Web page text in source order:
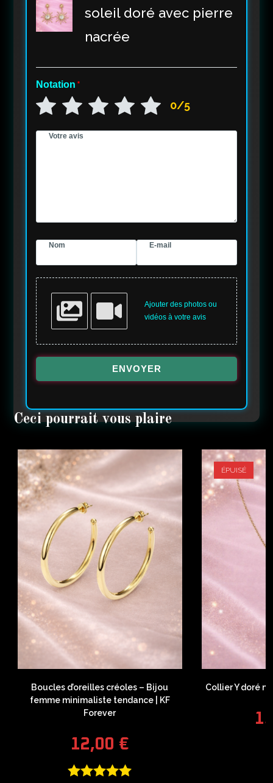
soleil doré avec pierre
nacrée
Notation *
0/5
Votre avis
Nom E-mail
Ajouter des photos ou
vidéos à votre avis
ENVOYER
Boucles d’oreilles créoles – Bijou
femme minimaliste tendance | KF
Forever
12,00 €
ÉPUISÉ
Collier Y doré